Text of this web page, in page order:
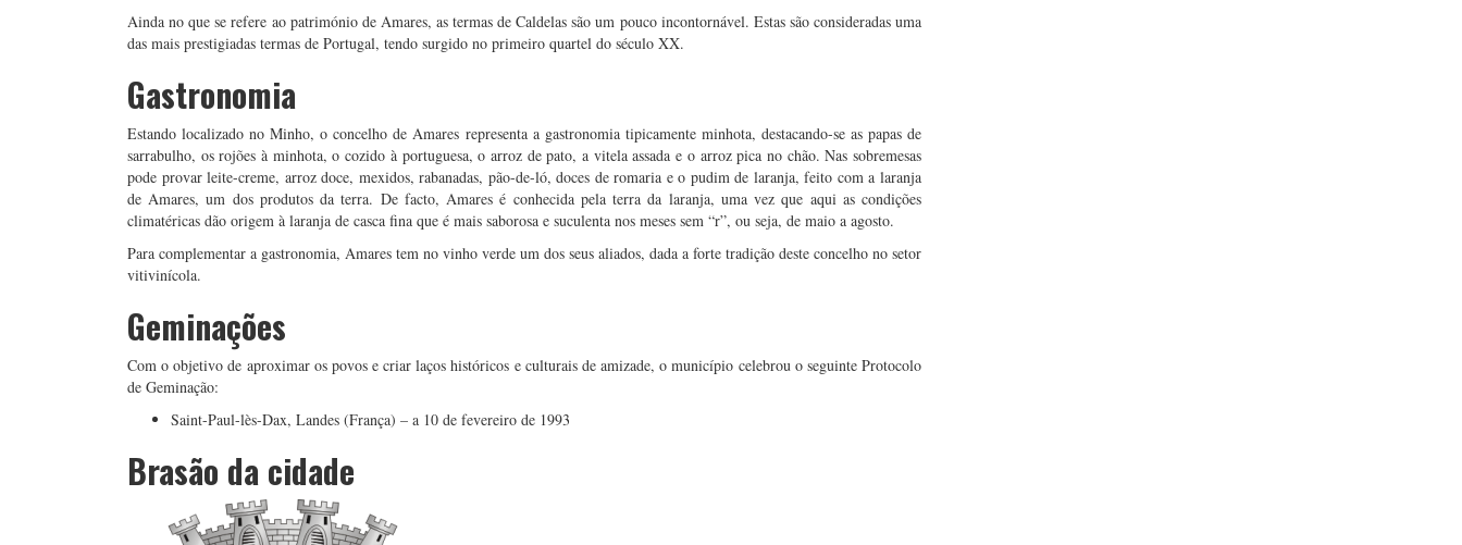
Ainda no que se refere ao património de Amares, as termas de Caldelas são um pouco incontornável. Estas são consideradas uma
das mais prestigiadas termas de Portugal, tendo surgido no primeiro quartel do século XX.
Gastronomia
Estando localizado no Minho, o concelho de Amares representa a gastronomia tipicamente minhota, destacando-se as papas de
sarrabulho, os rojões à minhota, o cozido à portuguesa, o arroz de pato, a vitela assada e o arroz pica no chão. Nas sobremesas
pode provar leite-creme, arroz doce, mexidos, rabanadas, pão-de-ló, doces de romaria e o pudim de laranja, feito com a laranja
de Amares, um dos produtos da terra. De facto, Amares é conhecida pela terra da laranja, uma vez que aqui as condições
climatéricas dão origem à laranja de casca fina que é mais saborosa e suculenta nos meses sem “r”, ou seja, de maio a agosto.
Para complementar a gastronomia, Amares tem no vinho verde um dos seus aliados, dada a forte tradição deste concelho no setor
vitivinícola.
Geminações
Com o objetivo de aproximar os povos e criar laços históricos e culturais de amizade, o município celebrou o seguinte Protocolo
de Geminação:
Saint-Paul-lès-Dax, Landes (França) – a 10 de fevereiro de 1993
Brasão da cidade